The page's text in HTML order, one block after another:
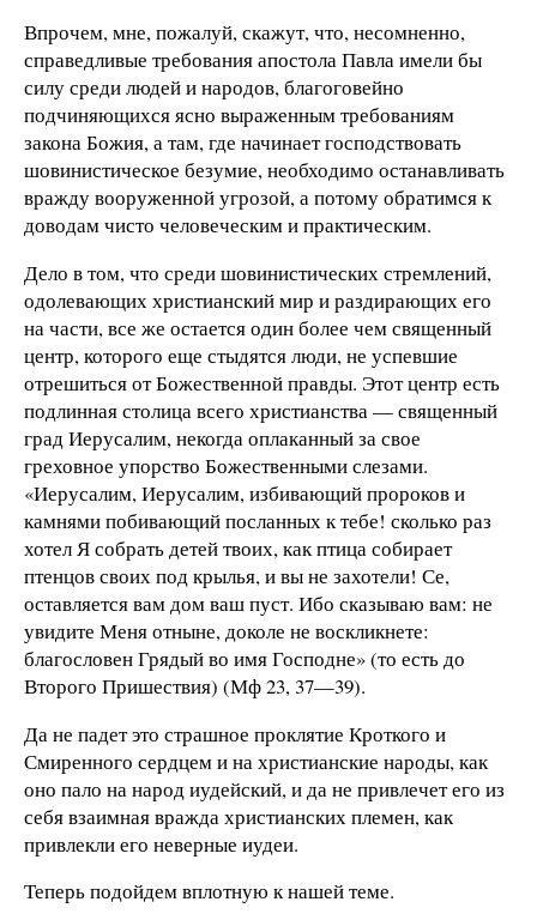
Впрочем, мне, пожалуй, скажут, что, несомненно,
справедливые требования апостола Павла имели бы
силу среди людей и народов, благоговейно
подчиняющихся ясно выраженным требованиям
закона Божия, а там, где начинает господствовать
шовинистическое безумие, необходимо останавливать
вражду вооруженной угрозой, а потому обратимся к
доводам чисто человеческим и практическим.
Дело в том, что среди шовинистических стремлений,
одолевающих христианский мир и раздирающих его
на части, все же остается один более чем священный
центр, которого еще стыдятся люди, не успевшие
отрешиться от Божественной правды. Этот центр есть
подлинная столица всего христианства — священный
град Иерусалим, некогда оплаканный за свое
греховное упорство Божественными слезами.
«Иерусалим, Иерусалим, избивающий пророков и
камнями побивающий посланных к тебе! сколько раз
хотел Я собрать детей твоих, как птица собирает
птенцов своих под крылья, и вы не захотели! Се,
оставляется вам дом ваш пуст. Ибо сказываю вам: не
увидите Меня отныне, доколе не воскликнете:
благословен Грядый во имя Господне» (то есть до
Второго Пришествия) (Мф 23, 37—39).
Да не падет это страшное проклятие Кроткого и
Смиренного сердцем и на христианские народы, как
оно пало на народ иудейский, и да не привлечет его из
себя взаимная вражда христианских племен, как
привлекли его неверные иудеи.
Теперь подойдем вплотную к нашей теме.